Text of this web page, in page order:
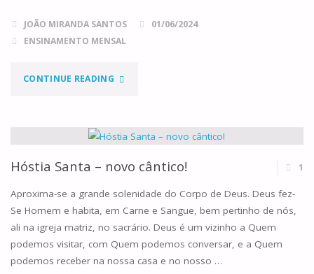
JOÃO MIRANDA SANTOS
01/06/2024
ENSINAMENTO MENSAL
CONTINUE READING"PRESENÇA
Hóstia Santa – novo cântico! 1
Aproxima-se a grande solenidade do Corpo de Deus. Deus fez-
Se Homem e habita, em Carne e Sangue, bem pertinho de nós,
ali na igreja matriz, no sacrário. Deus é um vizinho a Quem
podemos visitar, com Quem podemos conversar, e a Quem
podemos receber na nossa casa e no nosso …